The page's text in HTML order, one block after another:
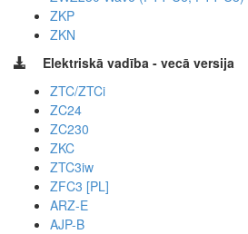
ZKP
ZKN
Elektriskā vadība - vecā versija
ZTC/ZTCi
ZC24
ZC230
ZKC
ZTC3iw
ZFC3 [PL]
ARZ-E
AJP-B